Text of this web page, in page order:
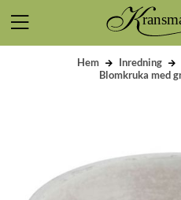
Hem Inredning
Blomkruka med